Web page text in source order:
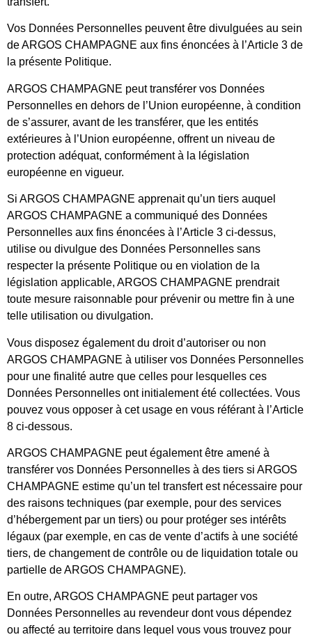
Vos Données Personnelles peuvent être divulguées au sein
de ARGOS CHAMPAGNE aux fins énoncées à l’Article 3 de
la présente Politique.
ARGOS CHAMPAGNE peut transférer vos Données
Personnelles en dehors de l’Union européenne, à condition
de s’assurer, avant de les transférer, que les entités
extérieures à l’Union européenne, offrent un niveau de
protection adéquat, conformément à la législation
européenne en vigueur.
Si ARGOS CHAMPAGNE apprenait qu’un tiers auquel
ARGOS CHAMPAGNE a communiqué des Données
Personnelles aux fins énoncées à l’Article 3 ci-dessus,
utilise ou divulgue des Données Personnelles sans
respecter la présente Politique ou en violation de la
législation applicable, ARGOS CHAMPAGNE prendrait
toute mesure raisonnable pour prévenir ou mettre fin à une
telle utilisation ou divulgation.
Vous disposez également du droit d’autoriser ou non
ARGOS CHAMPAGNE à utiliser vos Données Personnelles
pour une finalité autre que celles pour lesquelles ces
Données Personnelles ont initialement été collectées. Vous
pouvez vous opposer à cet usage en vous référant à l’Article
8 ci-dessous.
ARGOS CHAMPAGNE peut également être amené à
transférer vos Données Personnelles à des tiers si ARGOS
CHAMPAGNE estime qu’un tel transfert est nécessaire pour
des raisons techniques (par exemple, pour des services
d’hébergement par un tiers) ou pour protéger ses intérêts
légaux (par exemple, en cas de vente d’actifs à une société
tiers, de changement de contrôle ou de liquidation totale ou
partielle de ARGOS CHAMPAGNE).
En outre, ARGOS CHAMPAGNE peut partager vos
Données Personnelles au revendeur dont vous dépendez
ou affecté au territoire dans lequel vous vous trouvez pour